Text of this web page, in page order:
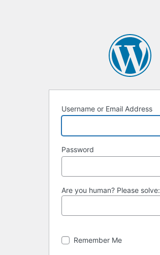
Username or Email Address
Password
Are you human? Please solve:
Remember Me